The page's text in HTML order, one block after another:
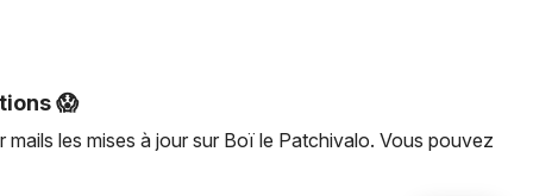
Newsletter des sorties
son univers musical inspiré de ses
artistique en tournée
😱
les mises à jour sur Boï le Patchivalo. Vous pouvez